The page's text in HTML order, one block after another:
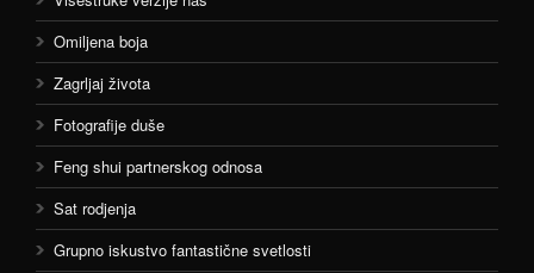
Omiljena boja
Zagrljaj života
Fotografije duše
Feng shui partnerskog odnosa
Sat rodjenja
Grupno iskustvo fantastične svetlosti